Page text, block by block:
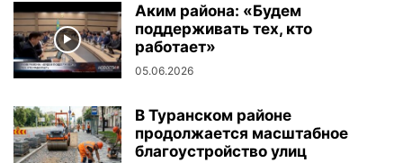
Аким района: «Будем
поддерживать тех, кто
работает»
05.06.2026
В Туранском районе
продолжается масштабное
благоустройство улиц